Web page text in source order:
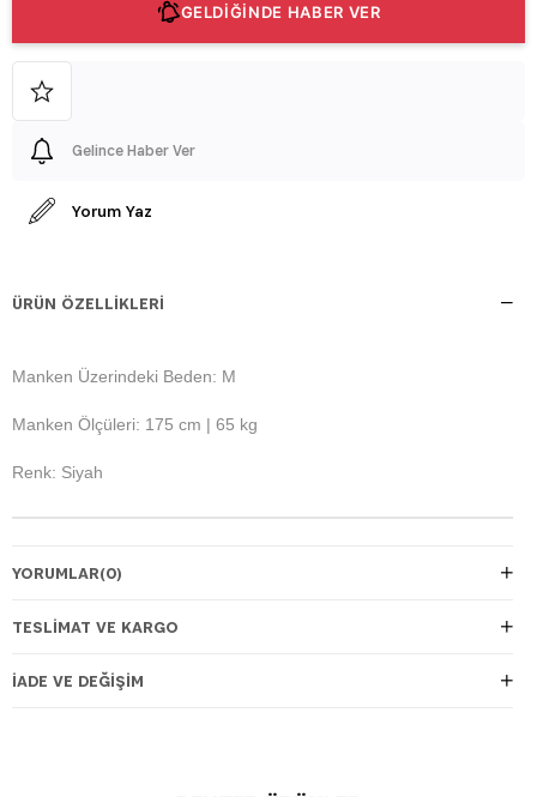
GELDİĞİNDE HABER VER
Gelince Haber Ver
Yorum Yaz
ÜRÜN ÖZELLIKLERI
Manken Üzerindeki Beden: M
Manken Ölçüleri: 175 cm | 65 kg
Renk: Siyah
YORUMLAR(0)
TESLIMAT VE KARGO
İADE VE DEĞIŞIM